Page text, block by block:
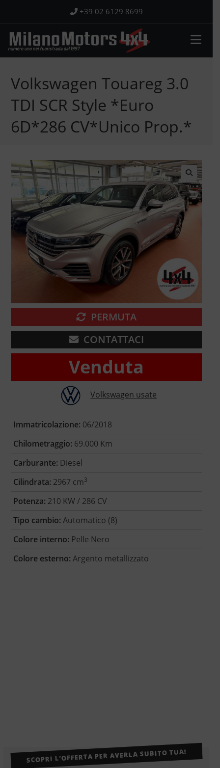
contenuto
+39 02 6129 8699
Volkswagen Touareg 3.0
TDI SCR Style *Euro
6D*286 CV*Unico Prop.*
🔍
PERMUTA
CONTATTACI
Venduta
Volkswagen usate
Immatricolazione: 06/2018
Chilometraggio: 69.000 Km
Carburante: Diesel
Cilindrata: 2967 cm3
Potenza: 210 KW / 286 CV
Tipo cambio: Automatico (8)
Colore interno: Pelle Nero
Colore esterno: Argento metallizzato
SCOPRI L’OFFERTA PER AVERLA SUBITO TUA!